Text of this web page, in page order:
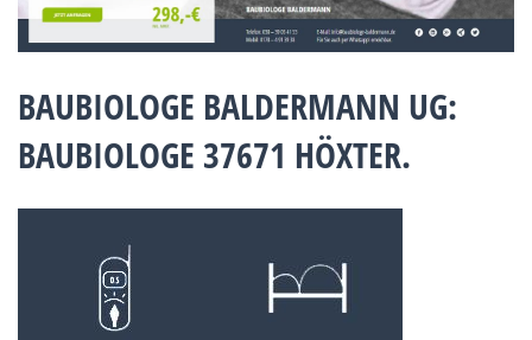
BAUBIOLOGE BALDERMANN UG:
BAUBIOLOGE 37671 HÖXTER.